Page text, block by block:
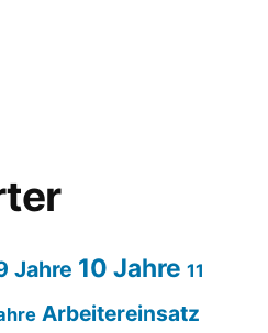
Jahre 10 Jahre 11
Arbeitereinsatz